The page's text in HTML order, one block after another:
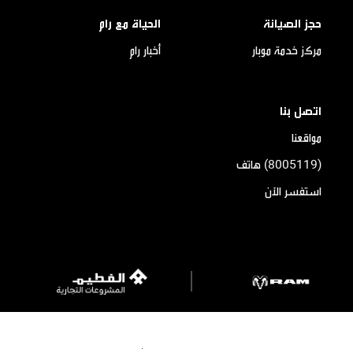
حجز الصيانة
مركز خدمة موبار
الحياة مع رام
أخبار رام
اتصل بنا
مواقعنا
(8005119) هاتف
استفسر الآن